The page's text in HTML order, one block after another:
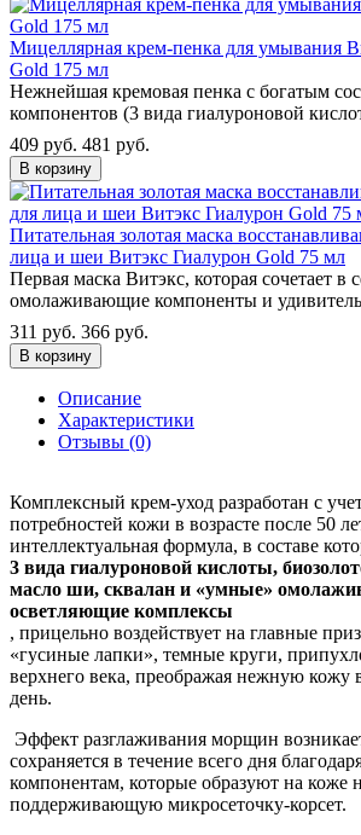
Мицеллярная крем-пенка для умывания
Gold 175 мл
Нежнейшая кремовая пенка с богатым
компонентов (3 вида гиалуроновой
409 руб. 481 руб.
В корзину
Питательная золотая маска
лица и шеи Витэкс Гиалурон Gold 75 мл
Первая маска Витэкс, которая сочетает в
омолаживающие компоненты и
311 руб. 366 руб.
В корзину
Описание
Характеристики
Отзывы (0)
Комплексный крем-уход разработан с
потребностей кожи в возрасте после 50
интеллектуальная формула, в составе
3 вида гиалуроновой кислоты,
масло ши, сквалан и «умные»
осветляющие комплексы
, прицельно воздействует на главные
«гусиные лапки», темные круги,
верхнего века, преображая нежную кожу
день.
Эффект разглаживания морщин
сохраняется в течение всего дня
компонентам, которые образуют на коже
поддерживающую микросеточку-корсет.